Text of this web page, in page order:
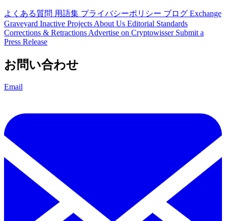
よくある質問 用語集 プライバシーポリシー ブログ Exchange
Graveyard Inactive Projects About Us Editorial Standards
Corrections & Retractions Advertise on Cryptowisser Submit a
Press Release
お問い合わせ
Email